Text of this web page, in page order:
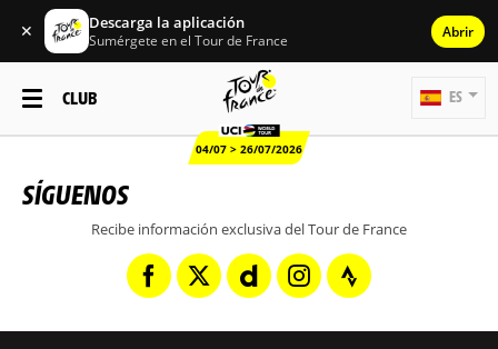
✕ Descarga la aplicación
Sumérgete en el Tour de France Abrir
CLUB
04/07 > 26/07/2026
ES
SÍGUENOS
Recibe información exclusiva del Tour de France